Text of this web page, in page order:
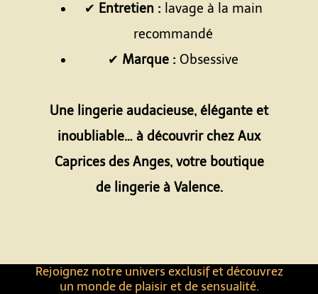
Rejoignez notre univers exclusif et découvrez
un monde de plaisir et de sensualité.
✔ Entretien : lavage à la main
recommandé
✔ Marque : Obsessive
Une lingerie audacieuse, élégante et
inoubliable… à découvrir chez Aux
Caprices des Anges, votre boutique
de lingerie à Valence.